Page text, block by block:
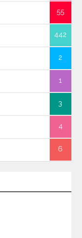
55
442
2
1
3
4
6